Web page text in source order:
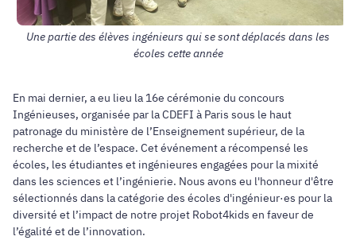
Une partie des élèves ingénieurs qui se sont déplacés dans les
écoles cette année
En mai dernier, a eu lieu la 16e cérémonie du concours
Ingénieuses, organisée par la CDEFI à Paris sous le haut
patronage du ministère de l’Enseignement supérieur, de la
recherche et de l’espace. Cet événement a récompensé les
écoles, les étudiantes et ingénieures engagées pour la mixité
dans les sciences et l’ingénierie. Nous avons eu l'honneur d'être
sélectionnés dans la catégorie des écoles d'ingénieur·es pour la
diversité et l’impact de notre projet Robot4kids en faveur de
l’égalité et de l’innovation.